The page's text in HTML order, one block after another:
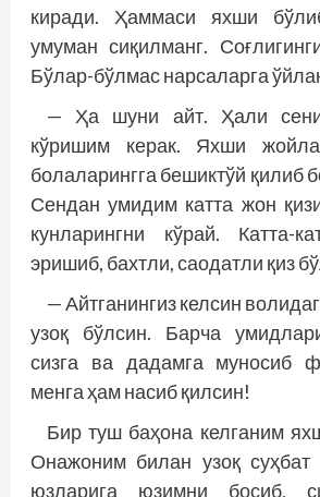
киради. Ҳаммаси яхши
умуман сиқилманг.
Бўлар-бўлмас нарсаларга
— Ҳа шуни айт. Ҳали
кўришим керак. Яхши
болаларингга бешиктўй қилиб
Сендан умидим катта жон
кунларингни кўрай. Катта-
эришиб, бахтли, саодатли қиз
— Айтганингиз келсин
узоқ бўлсин. Барча
сизга ва дадамга муносиб
менга ҳам насиб қилсин!
Бир туш баҳона келганим
Онажоним билан узоқ суҳбат
юзларига юзимни босиб,